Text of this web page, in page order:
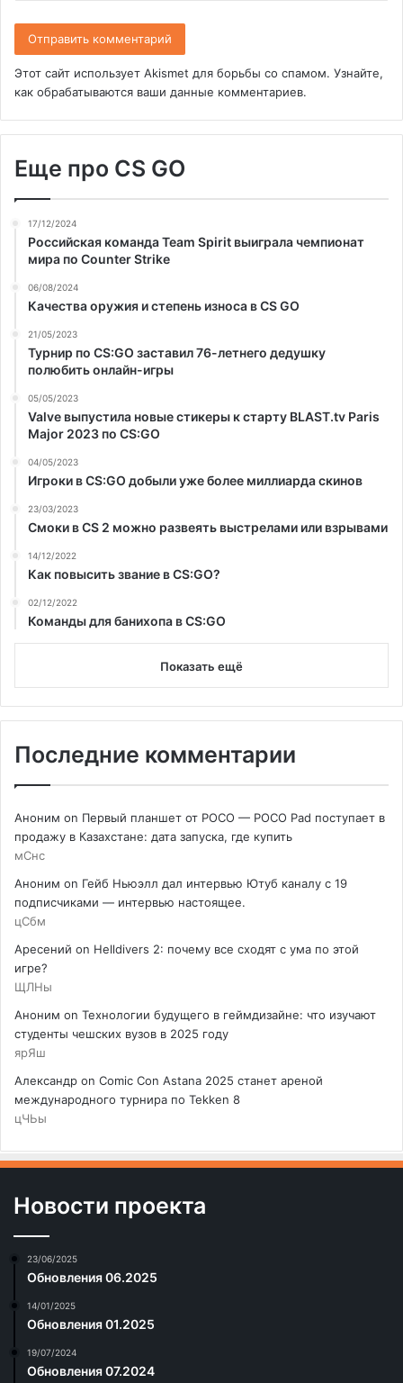
Этот сайт использует Akismet для борьбы со спамом. Узнайте,
как обрабатываются ваши данные комментариев.
Еще про CS GO
17/12/2024
Российская команда Team Spirit выиграла чемпионат
мира по Counter Strike
06/08/2024
Качества оружия и степень износа в CS GO
21/05/2023
Турнир по CS:GO заставил 76-летнего дедушку
полюбить онлайн-игры
05/05/2023
Valve выпустила новые стикеры к старту BLAST.tv Paris
Major 2023 по CS:GO
04/05/2023
Игроки в CS:GO добыли уже более миллиарда скинов
23/03/2023
Смоки в CS 2 можно развеять выстрелами или взрывами
14/12/2022
Как повысить звание в CS:GO?
02/12/2022
Команды для банихопа в CS:GO
Показать ещё
Последние комментарии
Аноним on Первый планшет от POCO — POCO Pad поступает в
продажу в Казахстане: дата запуска, где купить
мСнс
Аноним on Гейб Ньюэлл дал интервью Ютуб каналу с 19
подписчиками — интервью настоящее.
цСбм
Аресений on Helldivers 2: почему все сходят с ума по этой
игре?
ЩЛНы
Аноним on Технологии будущего в геймдизайне: что изучают
студенты чешских вузов в 2025 году
ярЯш
Александр on Comic Con Astana 2025 станет ареной
международного турнира по Tekken 8
цЧЬы
Новости проекта
23/06/2025
Обновления 06.2025
14/01/2025
Обновления 01.2025
19/07/2024
Обновления 07.2024